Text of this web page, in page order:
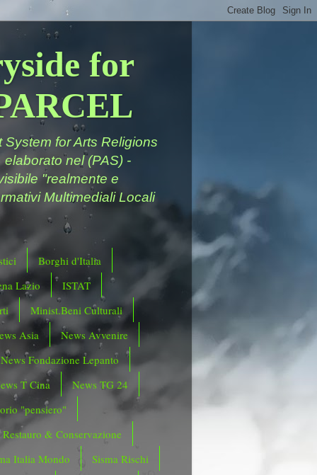
for
for Arts Religions
nel (PAS) -
"realmente e
Multimediali Locali
Borghi d'Italia
Lazio
ISTAT
Minist.Beni Culturali
Asia
News Avvenire
News Fondazione Lepanto
T Cina
News TG 24
"pensiero"
Restauro & Conservazione
Italia Mondo
Sisma Rischi